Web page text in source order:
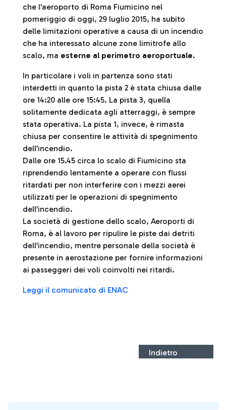
che l'aeroporto di Roma Fiumicino nel
pomeriggio di oggi, 29 luglio 2015, ha subito
delle limitazioni operative a causa di un incendio
che ha interessato alcune zone limitrofe allo
scalo, ma esterne al perimetro aeroportuale.
In particolare i voli in partenza sono stati
interdetti in quanto la pista 2 è stata chiusa dalle
ore 14:20 alle ore 15:45. La pista 3, quella
solitamente dedicata agli atterraggi, è sempre
stata operativa. La pista 1, invece, è rimasta
chiusa per consentire le attività di spegnimento
dell’incendio.
Dalle ore 15.45 circa lo scalo di Fiumicino sta
riprendendo lentamente a operare con flussi
ritardati per non interferire con i mezzi aerei
utilizzati per le operazioni di spegnimento
dell’incendio.
La società di gestione dello scalo, Aeroporti di
Roma, è al lavoro per ripulire le piste dai detriti
dell’incendio, mentre personale della società è
presente in aerostazione per fornire informazioni
ai passeggeri dei voli coinvolti nei ritardi.
Leggi il comunicato di ENAC
Indietro